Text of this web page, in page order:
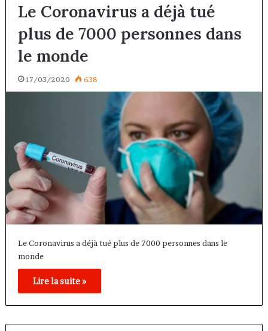
Le Coronavirus a déjà tué
plus de 7000 personnes dans
le monde
17/03/2020 638
Le Coronavirus a déjà tué plus de 7000 personnes dans le
monde
Lire la suite »